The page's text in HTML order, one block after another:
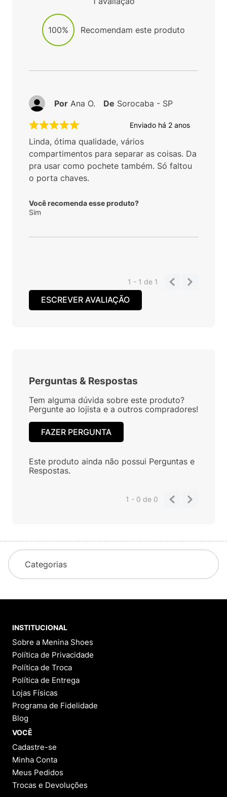
100% Recomendam este produto
Enviado há 2 anos
Linda, ótima qualidade, vários
compartimentos para separar as coisas. Da
pra usar como pochete também. Só faltou
o porta chaves.
Você recomenda esse produto?
Sim
Por Ana O. De Sorocaba - SP
1 - 1de 1
ESCREVER AVALIAÇÃO
Perguntas & Respostas
Tem alguma dúvida sobre este produto?
Pergunte ao lojista e a outros compradores!
FAZER PERGUNTA
Este produto ainda não possui Perguntas e
Respostas.
1 - 0de 0
Categorias
INSTITUCIONAL
Sobre a Menina Shoes
Política de Privacidade
Política de Troca
Política de Entrega
Lojas Físicas
Programa de Fidelidade
Blog
VOCÊ
Cadastre-se
Minha Conta
Meus Pedidos
Trocas e Devoluções